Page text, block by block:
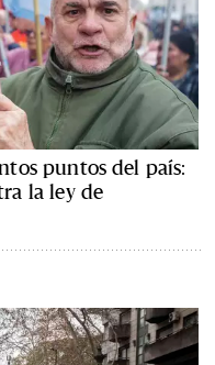
puntos del país:
la ley de